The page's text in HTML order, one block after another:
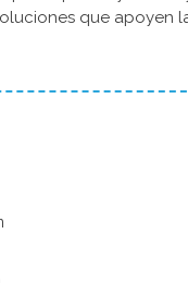
que apoyen